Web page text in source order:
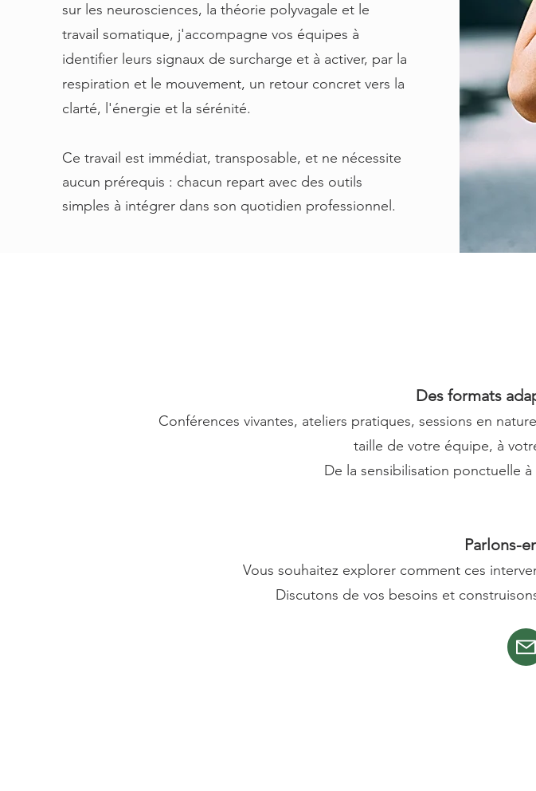
sur les neurosciences, la théorie polyvagale et le
travail somatique, j'accompagne vos équipes à
identifier leurs signaux de surcharge et à activer, par la
respiration et le mouvement, un retour concret vers la
clarté, l'énergie et la sérénité.
Ce travail est immédiat, transposable, et ne nécessite
aucun prérequis : chacun repart avec des outils
simples à intégrer dans son quotidien professionnel.
Des formats
Conférences vivantes, ateliers pratiques, sessions en
taille de votre équipe, à
De la sensibilisation ponctuelle
Parlons-
Vous souhaitez explorer comment ces
Discutons de vos besoins et